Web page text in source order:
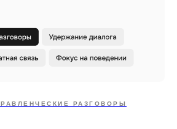
РАЗГОВОРЫ